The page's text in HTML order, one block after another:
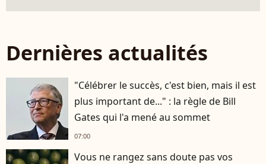
Dernières actualités
"Célébrer le succès, c'est bien, mais il est
plus important de..." : la règle de Bill
Gates qui l'a mené au sommet
07:00
Vous ne rangez sans doute pas vos